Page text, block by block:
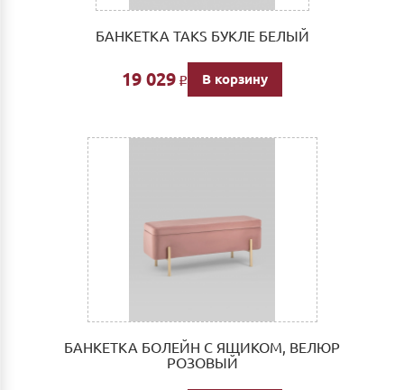
БАНКЕТКА TAKS БУКЛЕ БЕЛЫЙ
19 029 Р В корзину
БАНКЕТКА БОЛЕЙН С ЯЩИКОМ, ВЕЛЮР
РОЗОВЫЙ